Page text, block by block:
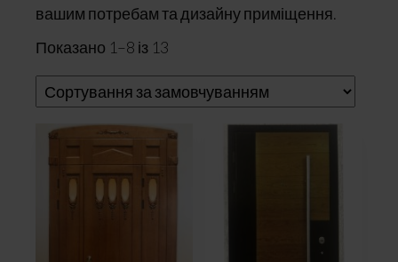
вашим потребам та дизайну приміщення.
Показано 1–8 із 13